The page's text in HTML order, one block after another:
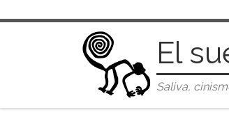
Saltar al contenido
El
Saliva,